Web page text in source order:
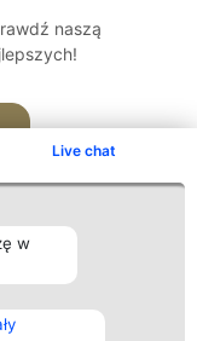
Live chat
w
naszą
Kontakt
Kontakt